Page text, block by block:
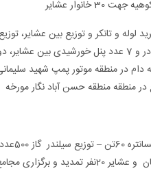
خانوار عشایر
دام در منطقه موتور پمپ شهید
در منطقه منطقه حسن آباد نگار مورخه